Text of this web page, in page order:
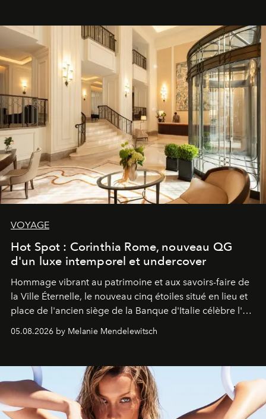
VOYAGE
Hot Spot : Corinthia Rome, nouveau QG
d'un luxe intemporel et undercover
Hommage vibrant au patrimoine et aux savoirs-faire de
la Ville Éternelle, le nouveau cinq étoiles situé en lieu et
place de l'ancien siège de la Banque d'Italie célèbre l'art
de vivre Romain dans toute son élégance intemporelle.
05.08.2026 by Melanie Mendelewitsch